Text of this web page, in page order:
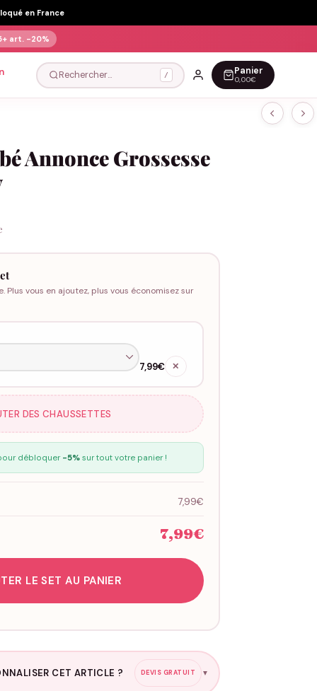
en France
art. -20%
Rechercher… / Panier
0,00€
Annonce Grossesse
vous en ajoutez, plus vous économisez sur
7,99€ ✕
DES CHAUSSETTES
débloquer -5%sur tout votre panier !
7,99€
7,99€
LE SET AU PANIER
CET ARTICLE ? DEVIS GRATUIT ▼